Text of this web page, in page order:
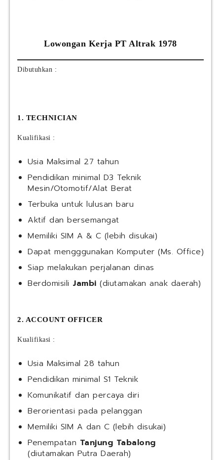
Lowongan Kerja PT Altrak 1978
Dibutuhkan :
1. TECHNICIAN
Kualifikasi :
Usia Maksimal 27 tahun
Pendidikan minimal D3 Teknik
Mesin/Otomotif/Alat Berat
Terbuka untuk lulusan baru
Aktif dan bersemangat
Memiliki SIM A & C (lebih disukai)
Dapat mengggunakan Komputer (Ms. Office)
Siap melakukan perjalanan dinas
Berdomisili Jambi (diutamakan anak daerah)
2. ACCOUNT OFFICER
Kualifikasi :
Usia Maksimal 28 tahun
Pendidikan minimal S1 Teknik
Komunikatif dan percaya diri
Berorientasi pada pelanggan
Memiliki SIM A dan C (lebih disukai)
Penempatan Tanjung Tabalong
(diutamakan Putra Daerah)